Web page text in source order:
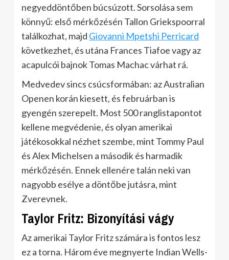
negyeddöntőben búcsúzott.Sorsolása sem
könnyű: első mérkőzésén Tallon Griekspoorral
találkozhat, majd Giovanni Mpetshi Perricard
következhet, és utána Frances Tiafoe vagy az
acapulcói bajnok Tomas Machac várhat rá.
Medvedev sincs csúcsformában: az Australian
Openen korán kiesett, és februárban is
gyengén szerepelt. Most 500 ranglistapontot
kellene megvédenie, és olyan amerikai
játékosokkal nézhet szembe, mint Tommy Paul
és Alex Michelsen a második és harmadik
mérkőzésén. Ennek ellenére talán neki van
nagyobb esélye a döntőbe jutásra, mint
Zverevnek.
Taylor Fritz: Bizonyítási vágy
Az amerikai Taylor Fritz számára is fontos lesz
ez a torna. Három éve megnyerte Indian Wells-